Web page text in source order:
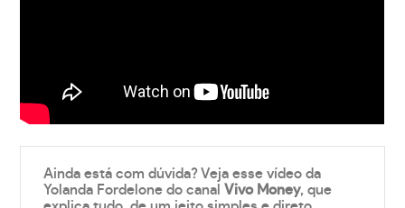
Ainda está com dúvida? Veja esse vídeo da
Yolanda Fordelone do canalVivo Money, que